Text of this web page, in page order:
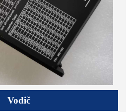
Vodič